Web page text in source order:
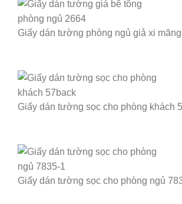
Giấy dán tường phòng ngủ giả xi
Giấy dán tường sọc cho phòng khách
Giấy dán tường sọc cho phòng ngủ